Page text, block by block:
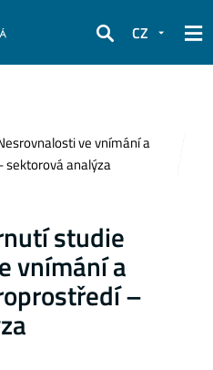
Hledat
CZ
ve vnímání a
sektorová analýza
studie
vnímání a
–